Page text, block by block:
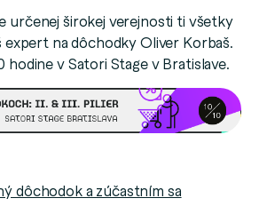
určenej širokej verejnosti ti všetky
expert na dôchodky Oliver Korbaš.
hodine v Satori Stage v Bratislave.
dôchodok a zúčastním sa